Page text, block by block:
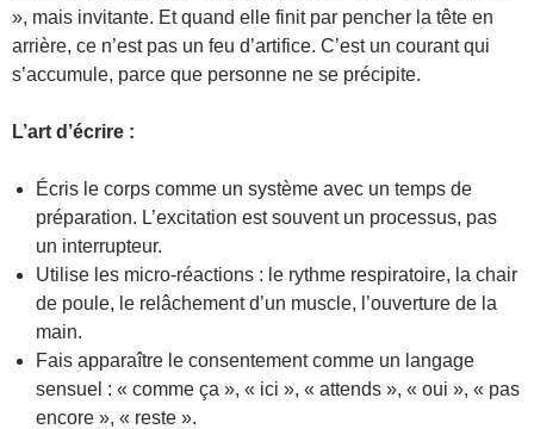
», mais invitante. Et quand elle finit par pencher la tête en
arrière, ce n’est pas un feu d’artifice. C’est un courant qui
s’accumule, parce que personne ne se précipite.
L’art d’écrire :
Écris le corps comme un système avec un temps de
préparation. L’excitation est souvent un processus, pas
un interrupteur.
Utilise les micro-réactions : le rythme respiratoire, la chair
de poule, le relâchement d’un muscle, l’ouverture de la
main.
Fais apparaître le consentement comme un langage
sensuel : « comme ça », « ici », « attends », « oui », « pas
encore », « reste ».